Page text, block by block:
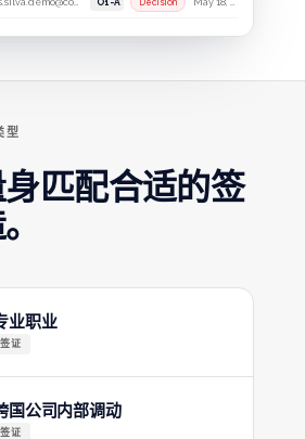
O1-A Decision
型
匹配合适的签
业职业
签证
国公司内部调动
签证